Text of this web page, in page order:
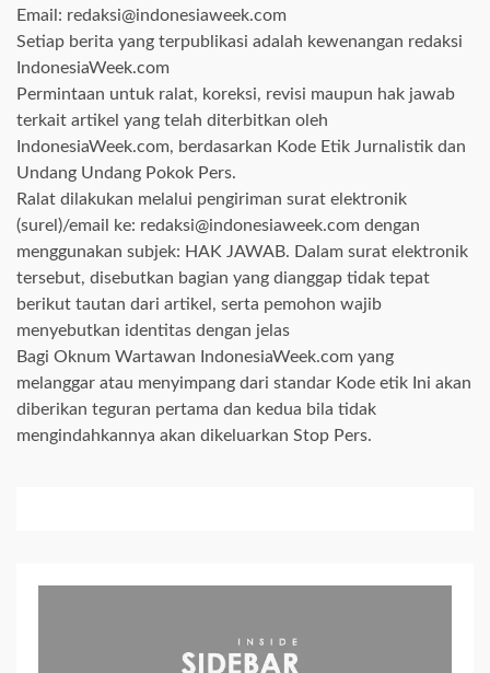
Email: redaksi@indonesiaweek.com
Setiap berita yang terpublikasi adalah kewenangan redaksi
IndonesiaWeek.com
Permintaan untuk ralat, koreksi, revisi maupun hak jawab
terkait artikel yang telah diterbitkan oleh
IndonesiaWeek.com, berdasarkan Kode Etik Jurnalistik dan
Undang Undang Pokok Pers.
Ralat dilakukan melalui pengiriman surat elektronik
(surel)/email ke: redaksi@indonesiaweek.com dengan
menggunakan subjek: HAK JAWAB. Dalam surat elektronik
tersebut, disebutkan bagian yang dianggap tidak tepat
berikut tautan dari artikel, serta pemohon wajib
menyebutkan identitas dengan jelas
Bagi Oknum Wartawan IndonesiaWeek.com yang
melanggar atau menyimpang dari standar Kode etik Ini akan
diberikan teguran pertama dan kedua bila tidak
mengindahkannya akan dikeluarkan Stop Pers.